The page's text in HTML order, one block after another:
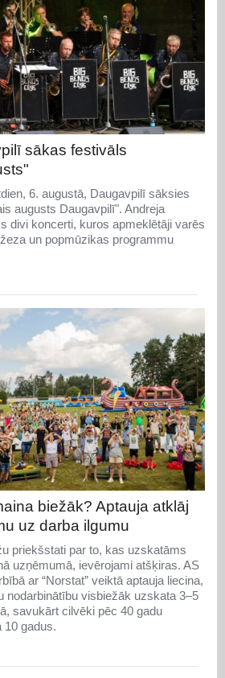
sākas festivāls
6. augustā, Daugavpilī sāksies
augusts Daugavpilī". Andreja
divi koncerti, kuros apmeklētāji varēs
un popmūzikas programmu
biežāk? Aptauja atklāj
uz darba ilgumu
priekšstati par to, kas uzskatāms
uzņēmumā, ievērojami atšķiras. AS
ar “Norstat” veiktā aptauja liecina,
nodarbinātību visbiežāk uzskata 3–5
savukārt cilvēki pēc 40 gadu
10 gadus.